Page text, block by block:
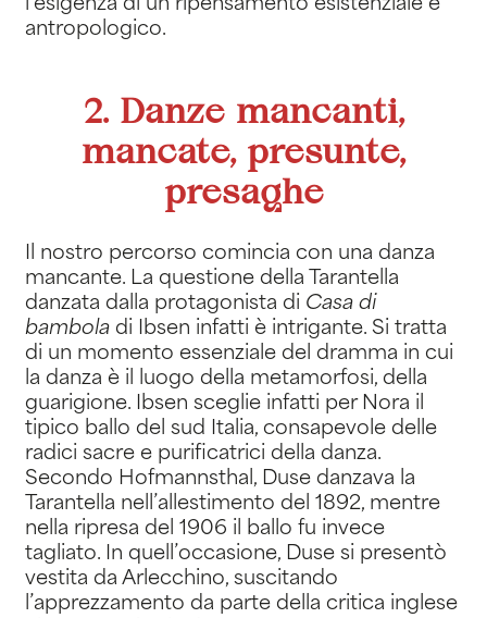
l’esigenza di un ripensamento esistenziale e
antropologico.
2. Danze mancanti,
mancate, presunte,
presaghe
Il nostro percorso comincia con una danza
mancante. La questione della Tarantella
danzata dalla protagonista di Casa di
bambola di Ibsen infatti è intrigante. Si tratta
di un momento essenziale del dramma in cui
la danza è il luogo della metamorfosi, della
guarigione. Ibsen sceglie infatti per Nora il
tipico ballo del sud Italia, consapevole delle
radici sacre e purificatrici della danza.
Secondo Hofmannsthal, Duse danzava la
Tarantella nell’allestimento del 1892, mentre
nella ripresa del 1906 il ballo fu invece
tagliato. In quell’occasione, Duse si presentò
vestita da Arlecchino, suscitando
l’apprezzamento da parte della critica inglese